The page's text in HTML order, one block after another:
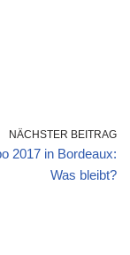
NÄCHSTER BEITRAG
2017 in Bordeaux:
Was bleibt?